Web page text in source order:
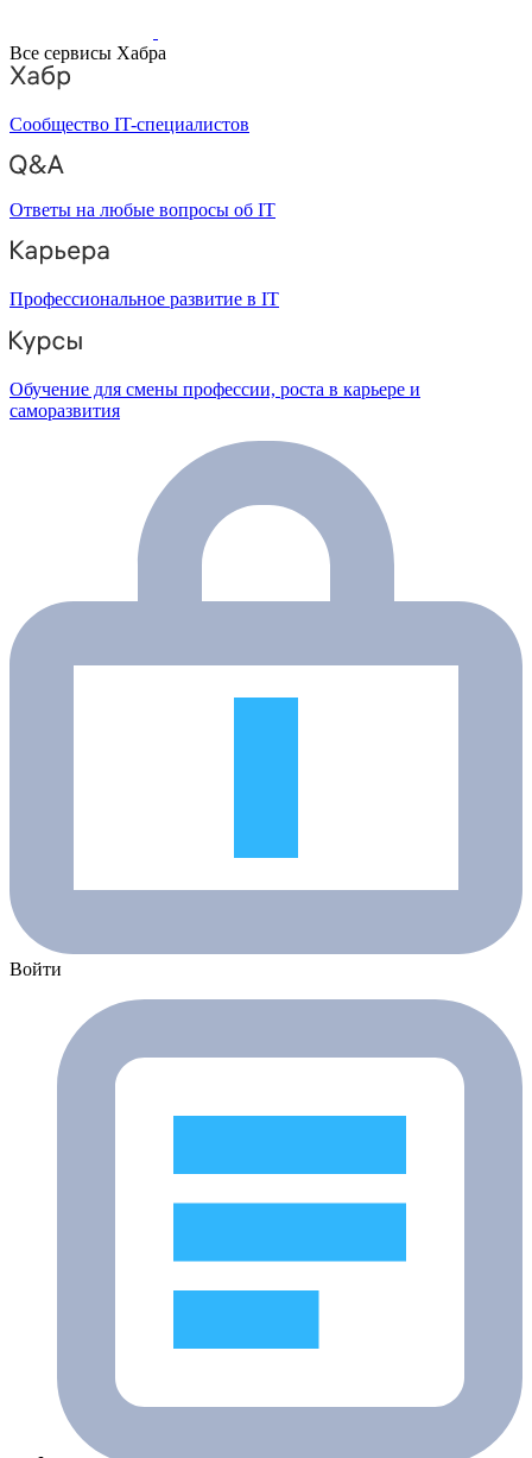
Все сервисы Хабра
Сообщество IT-специалистов
Ответы на любые вопросы об IT
Профессиональное развитие в IT
Обучение для смены профессии, роста в карьере и
саморазвития
Войти